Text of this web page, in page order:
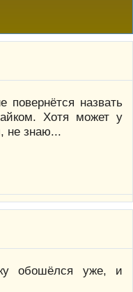
назвать
Хотя может у
не знаю...
обошёлся уже, и